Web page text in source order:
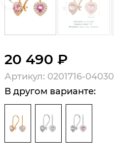
20 490 ₽
Артикул: 0201716-04030
В другом варианте: